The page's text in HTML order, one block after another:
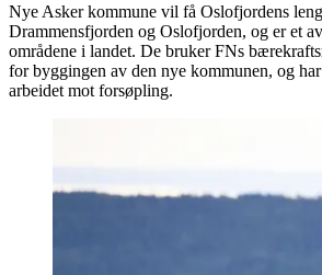
Nye Asker kommune vil få Oslofjordens
Drammensfjorden og Oslofjorden, og er et
områdene i landet. De bruker FNs
for byggingen av den nye kommunen, og
arbeidet mot forsøpling.